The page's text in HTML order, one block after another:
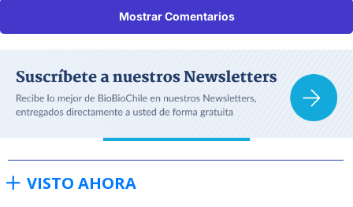
Mostrar Comentarios
VISTO AHORA